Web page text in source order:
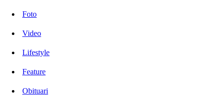
Foto
Video
Lifestyle
Feature
Obituari